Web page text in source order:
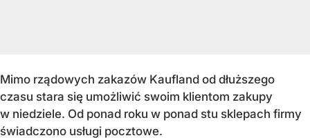
Mimo rządowych zakazów Kaufland od dłuższego
czasu stara się umożliwić swoim klientom zakupy
w niedziele. Od ponad roku w ponad stu sklepach firmy
świadczono usługi pocztowe.